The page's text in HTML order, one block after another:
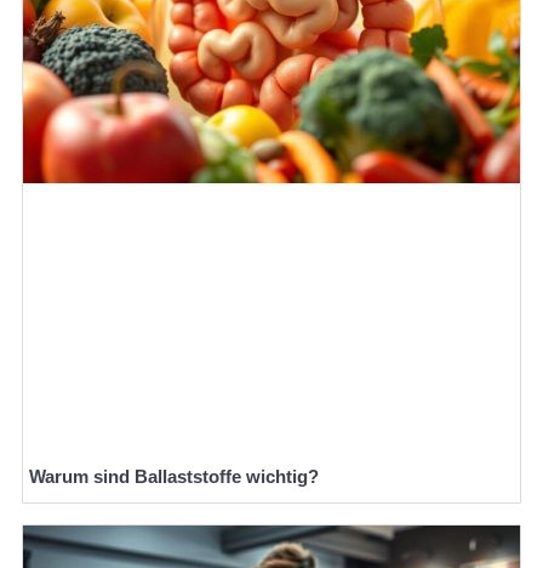
Warum sind Ballaststoffe wichtig?